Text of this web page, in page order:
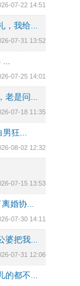
07-22 14:51
我给...
07-31 13:52
07-25 14:01
是问...
07-18 11:35
狂...
08-02 12:32
07-15 13:53
婚协...
07-30 14:11
把我...
07-31 12:06
都不...